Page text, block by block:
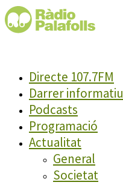
Directe 107.7FM
Darrer informatiu
Podcasts
Programació
Actualitat
General
Societat